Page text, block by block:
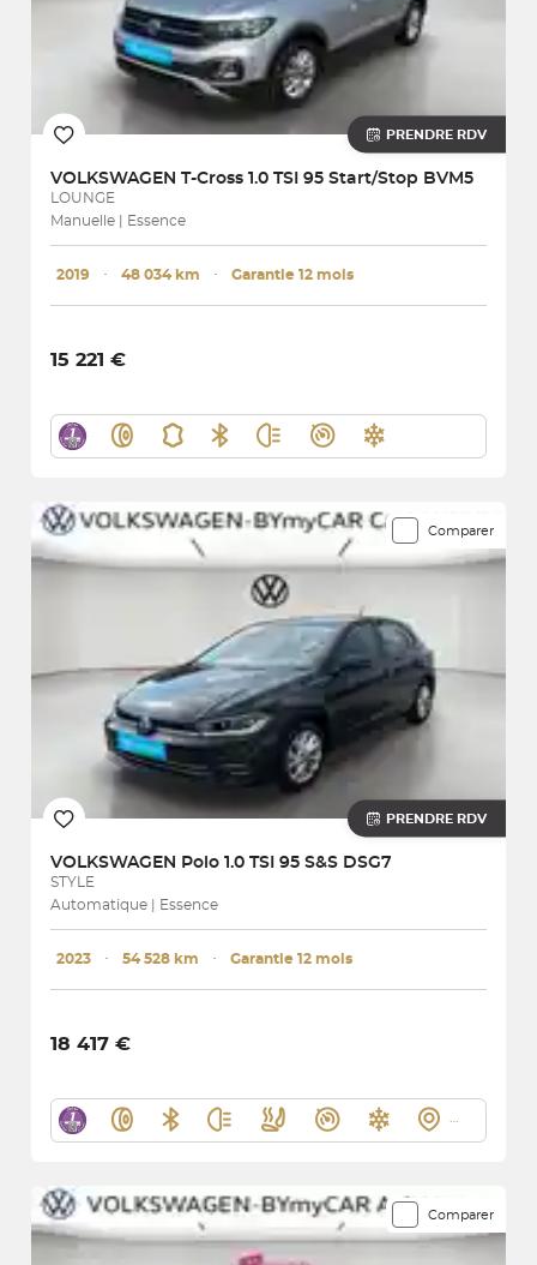
PRENDRE RDV
VOLKSWAGEN T-Cross 1.0 TSI 95 Start/Stop BVM5
LOUNGE
Manuelle | Essence
2019 ･ 48 034 km ･ Garantie 12 mois
15 221 €
Comparer
PRENDRE RDV
VOLKSWAGEN Polo 1.0 TSI 95 S&S DSG7
STYLE
Automatique | Essence
2023 ･ 54 528 km ･ Garantie 12 mois
18 417 €
Comparer